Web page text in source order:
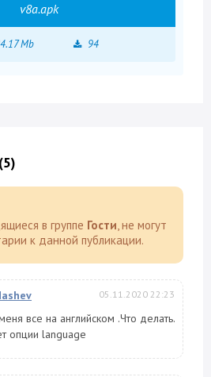
v8a.apk
Mb 94
в группе Гости, не могут
к данной публикации.
05.11.2020 22:23
все на английском .Что делать.
опции language